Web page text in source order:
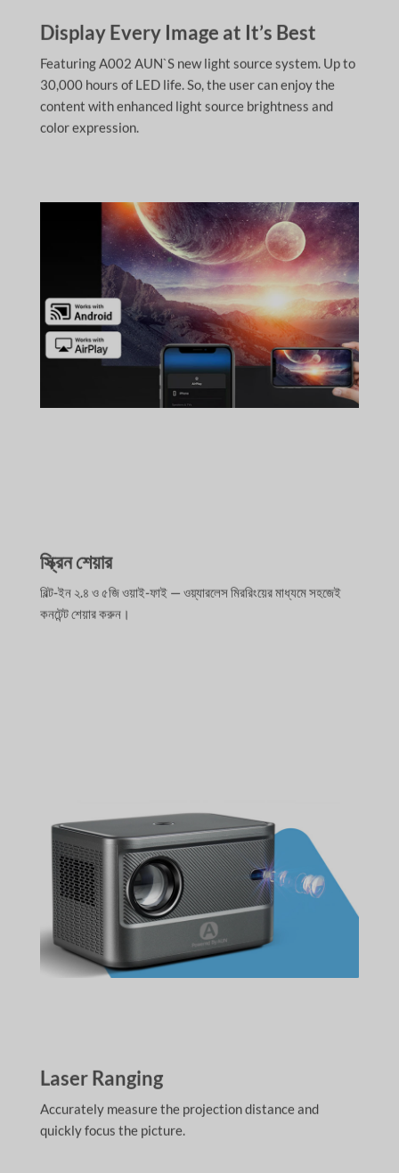
Display Every Image at It’s Best
Featuring A002 AUN`S new light source system. Up to
30,000 hours of LED life. So, the user can enjoy the
content with enhanced light source brightness and
color expression.
স্ক্রিন শেয়ার
বিল্ট-ইন ২.৪ ও ৫জি ওয়াই-ফাই — ওয়্যারলেস মিররিংয়ের মাধ্যমে সহজেই
কনটেন্ট শেয়ার করুন।
Laser Ranging
Accurately measure the projection distance and
quickly focus the picture.